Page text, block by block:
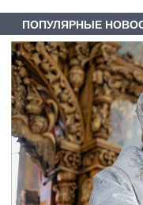
ПОПУЛЯРНЫЕ